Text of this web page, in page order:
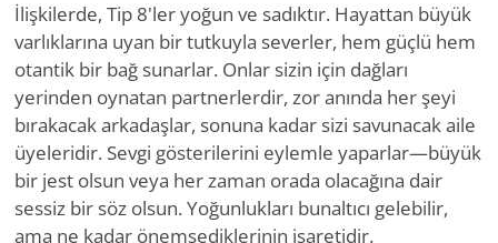
İlişkilerde, Tip 8'ler yoğun ve sadıktır. Hayattan büyük
varlıklarına uyan bir tutkuyla severler, hem güçlü hem
otantik bir bağ sunarlar. Onlar sizin için dağları
yerinden oynatan partnerlerdir, zor anında her şeyi
bırakacak arkadaşlar, sonuna kadar sizi savunacak aile
üyeleridir. Sevgi gösterilerini eylemle yaparlar—büyük
bir jest olsun veya her zaman orada olacağına dair
sessiz bir söz olsun. Yoğunlukları bunaltıcı gelebilir,
ama ne kadar önemsediklerinin işaretidir.